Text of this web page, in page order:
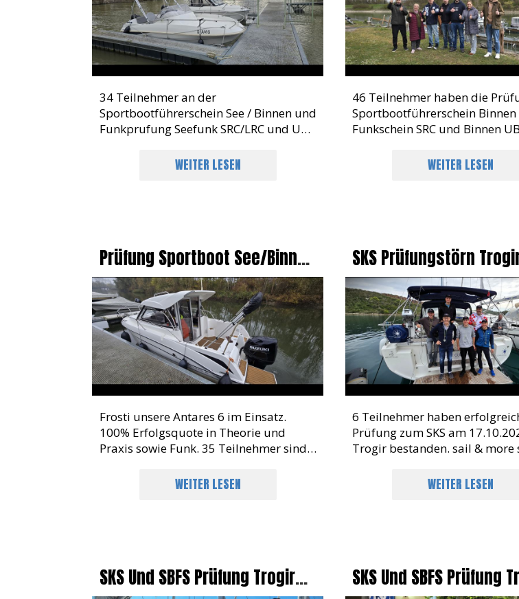
34 Teilnehmer an der
Sportbootführerschein See / Binnen und
Funkprufung Seefunk SRC/LRC und UBI
% Erfolgsquote. Was für ein Ergebnis
WEITER LESEN
46 Teilnehmer haben die
Sportbootführerschein Binnen
Funkschein SRC und Binnen
WEITER LESEN
Prüfung Sportboot See/Binnen
Und Funk In Griesheim
Frosti unsere Antares 6 im Einsatz.
100% Erfolgsquote in Theorie und
Praxis sowie Funk. 35 Teilnehmer sind
die 7 Weltmeere befahren
WEITER LESEN
SKS Prüfungstörn
6 Teilnehmer haben
Prüfung zum SKS am
Trogir bestanden. sail & more
gebackenen Skippern
WEITER LESEN
SKS Und SBFS Prüfung Trogir
SKS Und SBFS Prüfung